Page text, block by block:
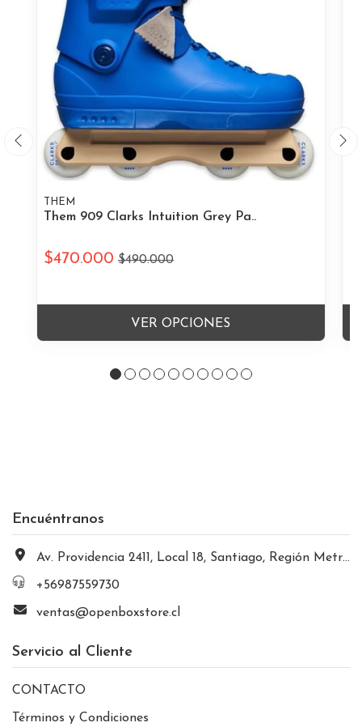
THEM
Them 909 Clarks Intuition Grey Pa..
$470.000 $490.000
VER OPCIONES
Encuéntranos
Av. Providencia 2411, Local 18, Santiago, Región Metropolitana, Chile
+56987559730
ventas@openboxstore.cl
Servicio al Cliente
CONTACTO
Términos y Condiciones